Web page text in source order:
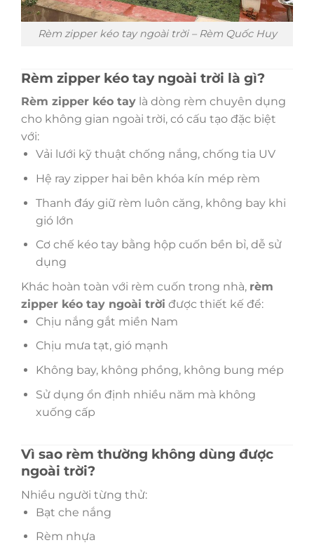
Rèm zipper kéo tay ngoài trời – Rèm Quốc Huy
Rèm zipper kéo tay ngoài trời là gì?
Rèm zipper kéo tay là dòng rèm chuyên dụng
cho không gian ngoài trời, có cấu tạo đặc biệt
với:
Vải lưới kỹ thuật chống nắng, chống tia UV
Hệ ray zipper hai bên khóa kín mép rèm
Thanh đáy giữ rèm luôn căng, không bay khi
gió lớn
Cơ chế kéo tay bằng hộp cuốn bền bỉ, dễ sử
dụng
Khác hoàn toàn với rèm cuốn trong nhà, rèm
zipper kéo tay ngoài trời được thiết kế để:
Chịu nắng gắt miền Nam
Chịu mưa tạt, gió mạnh
Không bay, không phồng, không bung mép
Sử dụng ổn định nhiều năm mà không
xuống cấp
Vì sao rèm thường không dùng được
ngoài trời?
Nhiều người từng thử:
Bạt che nắng
Rèm nhựa